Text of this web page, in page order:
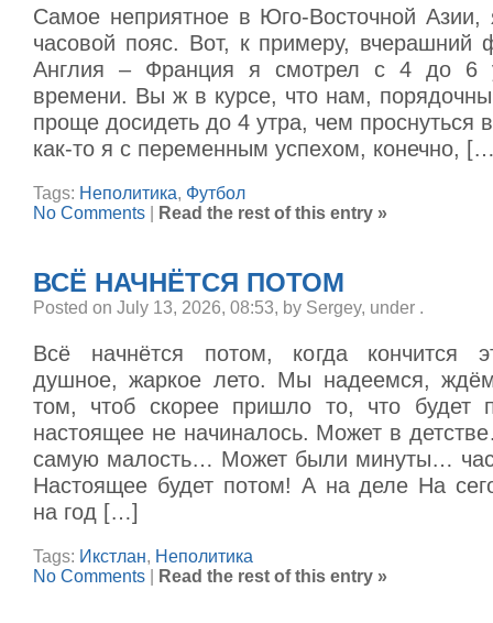
Самое неприятное в Юго-Восточной Азии,
часовой пояс. Вот, к примеру, вчерашний
Англия – Франция я смотрел с 4 до 6
времени. Вы ж в курсе, что нам,
проще досидеть до 4 утра, чем проснуться
как-то я с переменным успехом, конечно,
Tags: Неполитика, Футбол
No Comments
Read the rest of this entry »
ВСЁ НАЧНЁТСЯ ПОТОМ
Posted on July 13, 2026, 08:53, by Sergey, under .
Всё начнётся потом, когда кончится
душное, жаркое лето. Мы надеемся,
том, чтоб скорее пришло то, что будет
настоящее не начиналось. Может в
самую малость… Может были минуты…
Настоящее будет потом! А на деле На
на год […]
Tags: Икстлан, Неполитика
No Comments
Read the rest of this entry »